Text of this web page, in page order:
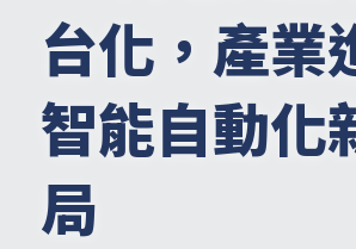
台化，產業
智能自動化
局